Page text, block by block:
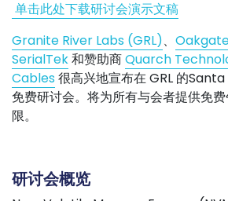
单击此处下载研讨会演示文稿
Granite River Labs (GRL)、
SerialTek和赞助商Quarch
Cables很高兴地宣布在 GRL 的
免费研讨会。将为所有与会者提供免
限。
研讨会概览